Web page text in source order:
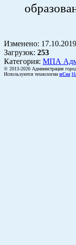
Н.В.
Изменено: 17.10.2019
Загрузок: 253
Категория: МПА
© 2013-2026 Администрация
Используются технологии uCoz